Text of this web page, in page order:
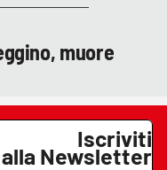
muore
Iscriviti
alla Newsletter